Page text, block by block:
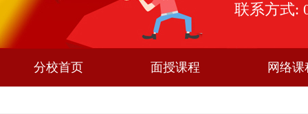
联系方式:
分校首页 面授课程 网络课